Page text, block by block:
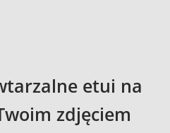
etui na
zdjęciem